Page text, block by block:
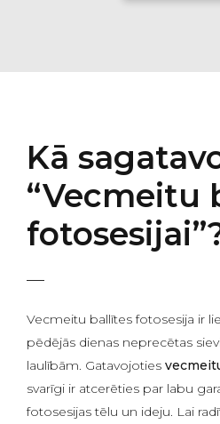
Kā
“Vecmeitu
Vecmeitu ballītes fotosesija ir
pēdējās dienas neprecētas
laulībām. Gatavojoties
svarīgi ir atcerēties par labu
fotosesijas tēlu un ideju. Lai